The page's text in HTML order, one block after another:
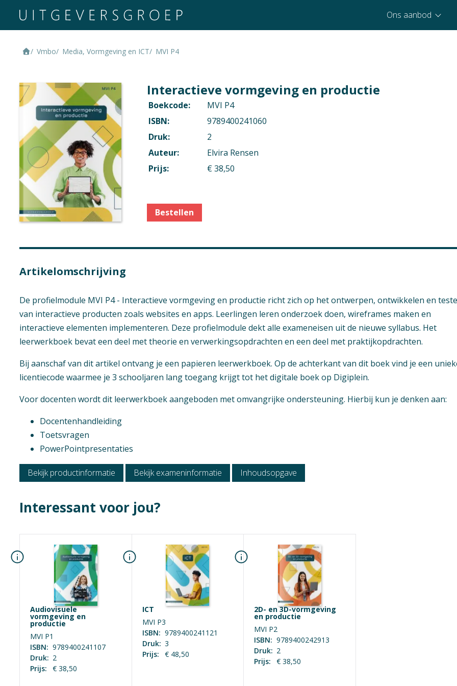
Niveau
Vmbo Basis, Vmbo Kader
Context
Vmbo: Media, vormgeving & ICT
Vak
Praktijkvak
Examen / Kwalificatie / Uitstroom
Algemeen
Geen hoofdstukken aanwezig
Ons aanbod
Vmbo Media, Vormgeving en ICT MVI P4
Interactieve vormgeving en productie
Boekcode:
MVI P4
ISBN:
9789400241060
Druk:
2
Auteur:
Elvira Rensen
Prijs:
€ 38,50
Bestellen
Artikelomschrijving
De profielmodule MVI P4 - Interactieve vormgeving en productie richt zich op het ontwerpen, ontwikkelen en
van interactieve producten zoals websites en apps. Leerlingen leren onderzoek doen, wireframes maken en
interactieve elementen implementeren. Deze profielmodule dekt alle exameneisen uit de nieuwe syllabus. Het
leerwerkboek bevat een deel met theorie en verwerkingsopdrachten en een deel met praktijkopdrachten.
Bij aanschaf van dit artikel ontvang je een papieren leerwerkboek. Op de achterkant van dit boek vind je een
licentiecode waarmee je 3 schooljaren lang toegang krijgt tot het digitale boek op Digiplein.
Voor docenten wordt dit leerwerkboek aangeboden met omvangrijke ondersteuning. Hierbij kun je denken aan:
Docentenhandleiding
Toetsvragen
PowerPointpresentaties
Bekijk productinformatie Bekijk exameninformatie Inhoudsopgave
Interessant voor jou?
Audiovisuele
vormgeving en
productie
MVI P1
ISBN: 9789400241107
Druk: 2
Prijs:
€ 38,50
ICT
MVI P3
ISBN: 9789400241121
Druk: 3
Prijs:
€ 48,50
2D- en 3D-vormgeving
en productie
MVI P2
ISBN: 9789400242913
Druk: 2
Prijs:
€ 38,50